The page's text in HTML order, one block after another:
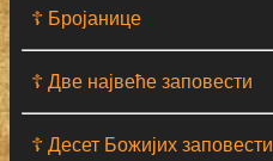
☦ Бројанице
☦ Две највеће заповести
☦ Десет Божијих заповести